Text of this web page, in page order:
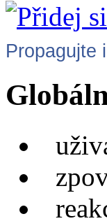
Propagujte